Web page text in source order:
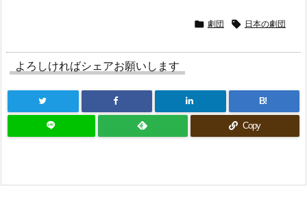
 劇団  日本の劇団
よろしければシェアお願いします
B!
Copy